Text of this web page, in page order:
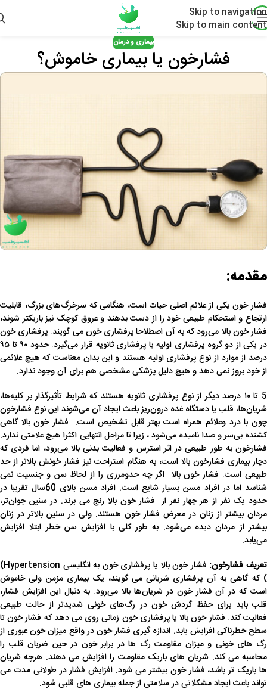
Skip to navigation
Skip to main content
بیماری و درمان
فشارخون یا بیماری خاموش؟
مقدمه:
فشار خون یکی از علائم اصلی حیات است، هنگامی که سرخرگ‌های بزرگ، قابلیت
ارتجاع و استحکام طبیعی خود را از دست بدهند و عروق کوچک نیز باریکتر شوند،
فشار خون بالا می‌رود که به آن اصطلاحا پرفشاری خون می گویند. پرفشاری خون
در یکی از دو گروه پرفشاری اولیه یا پرفشاری ثانویه قرار می‌گیرد. حدود ۹۰ تا ۹۵
درصد از موارد از نوع پرفشاری اولیه هستند و این بدان معناست که هیچ علائمی
از خود بروز نمی دهد و هیچ دلیل پزشکی مشخصی هم برای آن وجود ندارد.
5 تا ۱۰ درصد دیگر از نوع پرفشاری ثانویه هستند که شرایط تأثیرگذار بر کلیه‌ها،
شریان‌ها، قلب یا دستگاه غده درون‌ریز باعث ایجاد آن می‌شوند این نوع فشارخون
چون با درد وعلائم همراه است بهتر قابل تشخیص است. فشار خون‌ بالا گاهی‌
کشنده‌ بی‌سر و صدا نامیده‌ می‌شود ، زیرا تا مراحل‌ انتهایی‌ اکثرا هیچ‌ علامتی‌ ندارد.
فشارخون‌ به طور طبیعی‌ در اثر استرس و فعالیت بدنی بالا می‌رود، اما فردی‌ که‌
دچار بیماری‌ فشارخون‌ بالا است‌، به‌ هنگام‌ استراحت‌ نیز فشار خونش‌ بالاتر از حد
طبیعی‌ است. فشار خون بالا اگر چه حدومرزی را از لحاظ سن و جنسیت نمی
شناسد اما در افراد مسن بسیار شایع است. افراد مسن بالای 60سال تقریبا در
حدود یک نفر از هر چهار نفر از فشار خون بالا رنج می برند. در سنین جوان‌تر،
مردان بیشتر از زنان در معرض فشار خون هستند. ولی در سنین بالاتر در زنان
بیشتر از مردان دیده می‌شود. به طور کلی با افزایش سن خطر ابتلا افزایش
می‌یابد.
تعریف فشارخون:
فشار خون بالا یا پرفشاری خون به انگلیسی Hypertension)
) که گاهی به آن پرفشاری شریانی می گویند، یک بیماری مزمن ولی خاموش
است که در آن فشار خون در شریان‌ها بالا می‌رود. به دنبال این افزایش فشار،
قلب باید برای حفظ گردش خون در رگ‌های خونی شدیدتر از حالت طبیعی
فعالیت کند. فشار خون بالا یا پرفشاری خون زمانی روی می دهد که فشار خون تا
سطح خطرناکی افزایش یابد. اندازه گیری فشار خون در واقع میزان خون عبوری از
رگ های خونی و میزان مقاومت رگ ها در برابر خون در حین ضربان قلب را
محاسبه می کند. شریان های باریک مقاومت را افزایش می دهند. هرچه شریان
ها باریک تر باشد، فشار خون بیشتر می شود. افزایش فشار در طولانی مدت می
تواند باعث ایجاد مشکلاتی در سلامتی از جمله بیماری های قلبی شود.